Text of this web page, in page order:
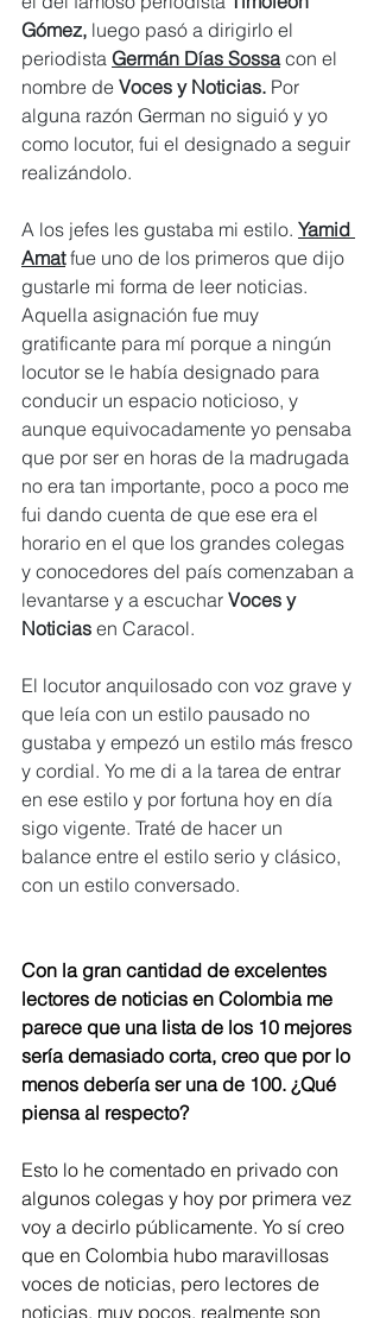
Gómez, luego pasó a dirigirlo el
periodista Germán Días Sossa con el
nombre de Voces y Noticias. Por
alguna razón German no siguió y yo
como locutor, fui el designado a seguir
realizándolo.
A los jefes les gustaba mi estilo. Yamid
Amat fue uno de los primeros que dijo
gustarle mi forma de leer noticias.
Aquella asignación fue muy
gratificante para mí porque a ningún
locutor se le había designado para
conducir un espacio noticioso, y
aunque equivocadamente yo pensaba
que por ser en horas de la madrugada
no era tan importante, poco a poco me
fui dando cuenta de que ese era el
horario en el que los grandes colegas
y conocedores del país comenzaban a
levantarse y a escuchar Voces y
Noticias en Caracol.
El locutor anquilosado con voz grave y
que leía con un estilo pausado no
gustaba y empezó un estilo más fresco
y cordial. Yo me di a la tarea de entrar
en ese estilo y por fortuna hoy en día
sigo vigente. Traté de hacer un
balance entre el estilo serio y clásico,
con un estilo conversado.
Con la gran cantidad de excelentes
lectores de noticias en Colombia me
parece que una lista de los 10 mejores
sería demasiado corta, creo que por lo
menos debería ser una de 100. ¿Qué
piensa al respecto?
Esto lo he comentado en privado con
algunos colegas y hoy por primera vez
voy a decirlo públicamente. Yo sí creo
que en Colombia hubo maravillosas
voces de noticias, pero lectores de
noticias, muy pocos, realmente son